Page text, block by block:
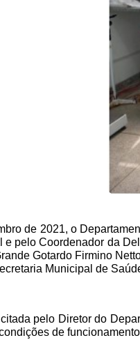
de 2021, o
e pelo Coordenador da
Gotardo Firmino
Municipal de
pelo Diretor do
de